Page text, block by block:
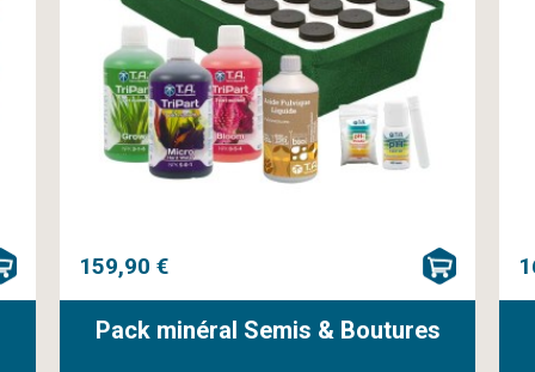
159,90 €
Pack minéral Semis & Boutures